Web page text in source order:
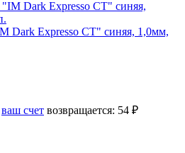
Dark Expresso CT" синяя, 1,0мм,
ваш счет возвращается: 54 ₽